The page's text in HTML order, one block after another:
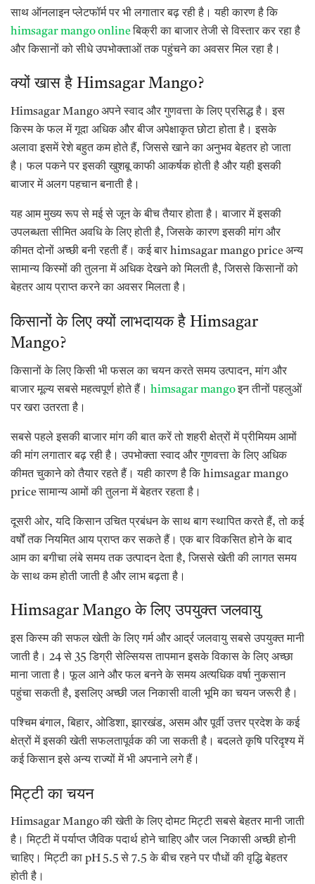
साथ ऑनलाइन प्लेटफॉर्म पर भी लगातार बढ़ रही है। यही कारण है कि
himsagar mango onlineबिक्री का बाजार तेजी से विस्तार कर रहा है
और किसानों को सीधे उपभोक्ताओं तक पहुंचने का अवसर मिल रहा है।
क्यों खास है Himsagar Mango?
Himsagar Mango अपने स्वाद और गुणवत्ता के लिए प्रसिद्ध है। इस
किस्म के फल में गूदा अधिक और बीज अपेक्षाकृत छोटा होता है। इसके
अलावा इसमें रेशे बहुत कम होते हैं, जिससे खाने का अनुभव बेहतर हो जाता
है। फल पकने पर इसकी खुशबू काफी आकर्षक होती है और यही इसकी
बाजार में अलग पहचान बनाती है।
यह आम मुख्य रूप से मई से जून के बीच तैयार होता है। बाजार में इसकी
उपलब्धता सीमित अवधि के लिए होती है, जिसके कारण इसकी मांग और
कीमत दोनों अच्छी बनी रहती हैं। कई बार himsagar mango price अन्य
सामान्य किस्मों की तुलना में अधिक देखने को मिलती है, जिससे किसानों को
बेहतर आय प्राप्त करने का अवसर मिलता है।
किसानों के लिए क्यों लाभदायक है Himsagar
Mango?
किसानों के लिए किसी भी फसल का चयन करते समय उत्पादन, मांग और
बाजार मूल्य सबसे महत्वपूर्ण होते हैं। himsagar mangoइन तीनों पहलुओं
पर खरा उतरता है।
सबसे पहले इसकी बाजार मांग की बात करें तो शहरी क्षेत्रों में प्रीमियम आमों
की मांग लगातार बढ़ रही है। उपभोक्ता स्वाद और गुणवत्ता के लिए अधिक
कीमत चुकाने को तैयार रहते हैं। यही कारण है कि himsagar mango
price सामान्य आमों की तुलना में बेहतर रहता है।
दूसरी ओर, यदि किसान उचित प्रबंधन के साथ बाग स्थापित करते हैं, तो कई
वर्षों तक नियमित आय प्राप्त कर सकते हैं। एक बार विकसित होने के बाद
आम का बगीचा लंबे समय तक उत्पादन देता है, जिससे खेती की लागत समय
के साथ कम होती जाती है और लाभ बढ़ता है।
Himsagar Mango के लिए उपयुक्त जलवायु
इस किस्म की सफल खेती के लिए गर्म और आर्द्र जलवायु सबसे उपयुक्त मानी
जाती है। 24 से 35 डिग्री सेल्सियस तापमान इसके विकास के लिए अच्छा
माना जाता है। फूल आने और फल बनने के समय अत्यधिक वर्षा नुकसान
पहुंचा सकती है, इसलिए अच्छी जल निकासी वाली भूमि का चयन जरूरी है।
पश्चिम बंगाल, बिहार, ओडिशा, झारखंड, असम और पूर्वी उत्तर प्रदेश के कई
क्षेत्रों में इसकी खेती सफलतापूर्वक की जा सकती है। बदलते कृषि परिदृश्य में
कई किसान इसे अन्य राज्यों में भी अपनाने लगे हैं।
मिट्टी का चयन
Himsagar Mango की खेती के लिए दोमट मिट्टी सबसे बेहतर मानी जाती
है। मिट्टी में पर्याप्त जैविक पदार्थ होने चाहिए और जल निकासी अच्छी होनी
चाहिए। मिट्टी का pH 5.5 से 7.5 के बीच रहने पर पौधों की वृद्धि बेहतर
होती है।